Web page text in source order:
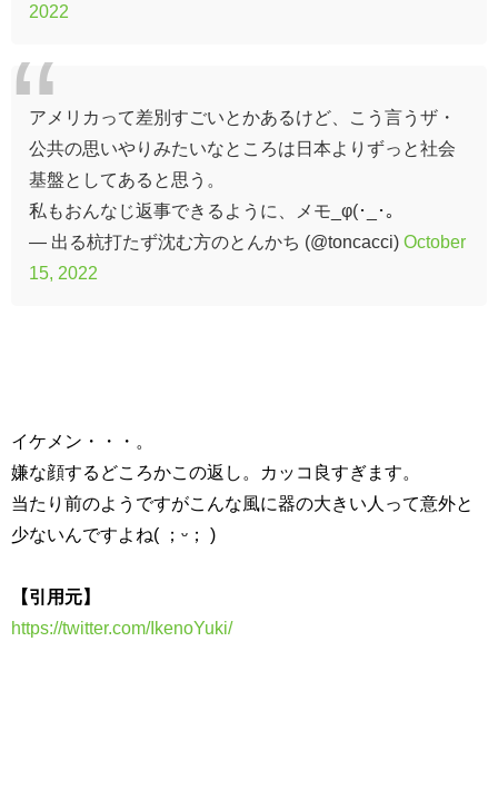
2022
アメリカって差別すごいとかあるけど、こう言うザ・
公共の思いやりみたいなところは日本よりずっと社会
基盤としてあると思う。
私もおんなじ返事できるように、メモ_φ(･_･。
— 出る杭打たず沈む方のとんかち (@toncacci) October
15, 2022
イケメン・・・。
嫌な顔するどころかこの返し。カッコ良すぎます。
当たり前のようですがこんな風に器の大きい人って意外と
少ないんですよね( ；ᵕ； )
【引用元】
https://twitter.com/IkenoYuki/